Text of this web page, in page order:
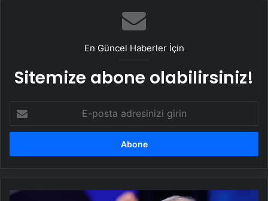
En Güncel Haberler İçin
Sitemize abone olabilirsiniz!
posta
adresinizi
AK